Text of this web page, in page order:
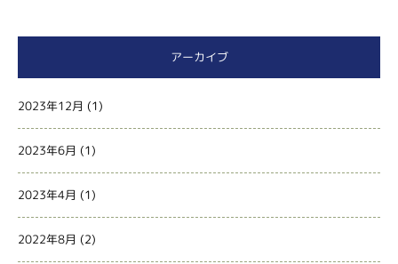
アーカイブ
2023年12月 (1)
2023年6月 (1)
2023年4月 (1)
2022年8月 (2)